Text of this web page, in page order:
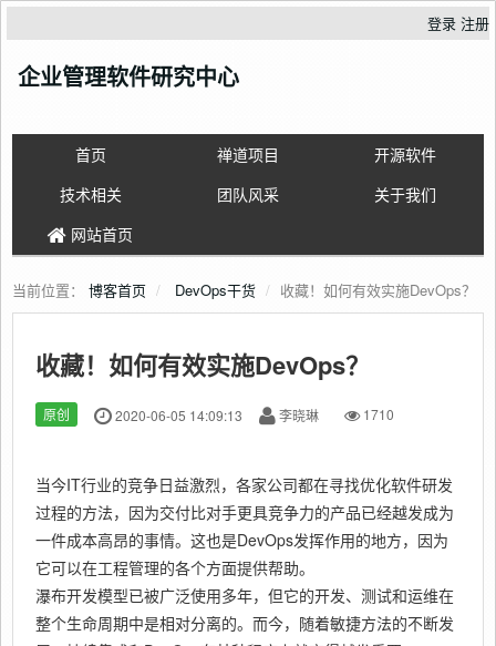
登录 注册
企业管理软件研究中心
首页 禅道项目
开源软件
技术相关
团队风采
关于我们
网站首页
当前位置： 博客首页 DevOps干货 收藏！如何有效实施DevOps？
收藏！如何有效实施DevOps？
原创 2020-06-05 14:09:13 李晓琳 1710
当今IT行业的竞争日益激烈，各家公司都在寻找优化软件研发
过程的方法，因为交付比对手更具竞争力的产品已经越发成为
一件成本高昂的事情。这也是DevOps发挥作用的地方，因为
它可以在工程管理的各个方面提供帮助。
瀑布开发模型已被广泛使用多年，但它的开发、测试和运维在
整个生命周期中是相对分离的。而今，随着敏捷方法的不断发